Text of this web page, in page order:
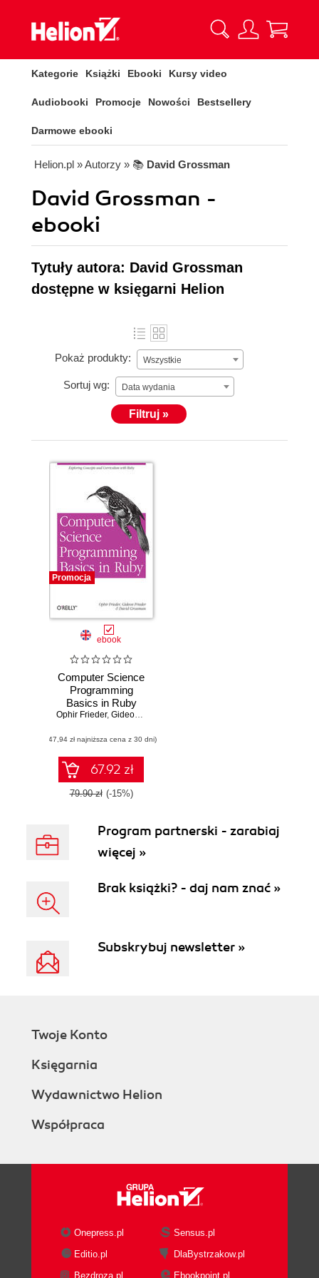
Kategorie Książki Ebooki Kursy video
Audiobooki Promocje Nowości Bestsellery
Darmowe ebooki
Helion.pl » Autorzy » 📚 David Grossman
David Grossman -
ebooki
Tytuły autora: David Grossman
dostępne w księgarni Helion
Pokaż produkty: Wszystkie
Sortuj wg: Data wydania
Filtruj »
Promocja
ebook
Computer Science
Programming
Basics in Ruby
Ophir Frieder, Gideon Frieder
(47,94 zł najniższa cena z 30 dni)
67.92 zł
79.90 zł (-15%)
Program partnerski - zarabiaj
więcej »
Brak książki? - daj nam znać »
Subskrybuj newsletter »
Twoje Konto
Księgarnia
Wydawnictwo Helion
Współpraca
Onepress.pl
Sensus.pl
Editio.pl
DlaBystrzakow.pl
Bezdroza.pl
Ebookpoint.pl